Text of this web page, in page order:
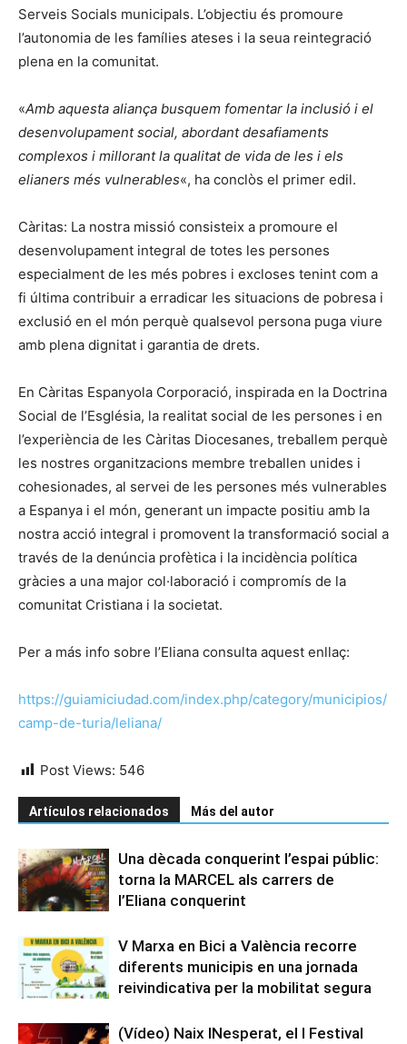
Serveis Socials municipals. L’objectiu és promoure
l’autonomia de les famílies ateses i la seua reintegració
plena en la comunitat.
«Amb aquesta aliança busquem fomentar la inclusió i el
desenvolupament social, abordant desafiaments
complexos i millorant la qualitat de vida de les i els
elianers més vulnerables«, ha conclòs el primer edil.
Càritas: La nostra missió consisteix a promoure el
desenvolupament integral de totes les persones
especialment de les més pobres i excloses tenint com a
fi última contribuir a erradicar les situacions de pobresa i
exclusió en el món perquè qualsevol persona puga viure
amb plena dignitat i garantia de drets.
En Càritas Espanyola Corporació, inspirada en la Doctrina
Social de l’Església, la realitat social de les persones i en
l’experiència de les Càritas Diocesanes, treballem perquè
les nostres organitzacions membre treballen unides i
cohesionades, al servei de les persones més vulnerables
a Espanya i el món, generant un impacte positiu amb la
nostra acció integral i promovent la transformació social a
través de la denúncia profètica i la incidència política
gràcies a una major col·laboració i compromís de la
comunitat Cristiana i la societat.
Per a más info sobre l’Eliana consulta aquest enllaç:
https://guiamiciudad.com/index.php/category/municipios/
camp-de-turia/leliana/
Post Views: 546
Artículos relacionados Más del autor
Una dècada conquerint l’espai públic:
torna la MARCEL als carrers de
l’Eliana conquerint
V Marxa en Bici a València recorre
diferents municipis en una jornada
reivindicativa per la mobilitat segura
(Vídeo) Naix INesperat, el I Festival